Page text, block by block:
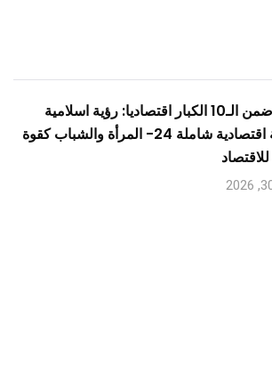
مصر ضمن الـ10 الكبار اقتصاديا: رؤية اسلامية
لنهضة اقتصادية شاملة 24- المرأة والشباب كقوة